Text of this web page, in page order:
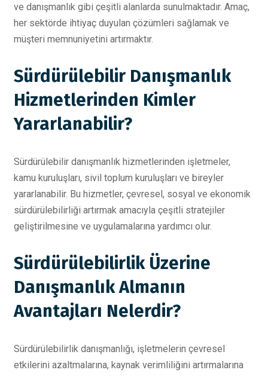
ve danışmanlık gibi çeşitli alanlarda sunulmaktadır. Amaç,
her sektörde ihtiyaç duyulan çözümleri sağlamak ve
müşteri memnuniyetini artırmaktır.
Sürdürülebilir Danışmanlık
Hizmetlerinden Kimler
Yararlanabilir?
Sürdürülebilir danışmanlık hizmetlerinden işletmeler,
kamu kuruluşları, sivil toplum kuruluşları ve bireyler
yararlanabilir. Bu hizmetler, çevresel, sosyal ve ekonomik
sürdürülebilirliği artırmak amacıyla çeşitli stratejiler
geliştirilmesine ve uygulamalarına yardımcı olur.
Sürdürülebilirlik Üzerine
Danışmanlık Almanın
Avantajları Nelerdir?
Sürdürülebilirlik danışmanlığı, işletmelerin çevresel
etkilerini azaltmalarına, kaynak verimliliğini artırmalarına